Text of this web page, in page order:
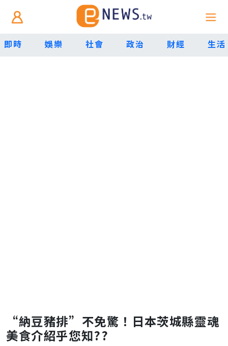
即時 娛樂 社會 政治 財經 生活
“納豆豬排”不免驚！日本茨城縣靈魂
美食介紹乎您知??